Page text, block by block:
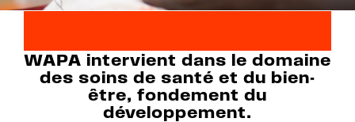
WAPA intervient dans le domaine
des soins de santé et du bien-
être, fondement du
développement.